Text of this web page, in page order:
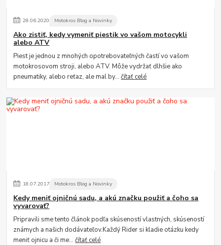
28.06.2020 Motokros Blog a Novinky
Ako zistiť, kedy vymeniť piestik vo vašom motocykli
alebo ATV
Piest je jednou z mnohých opotrebovateľných častí vo vašom
motokrosovom stroji, alebo ATV. Môže vydržať dlhšie ako
pneumatiky, alebo reťaz, ale mal by...čítať celé
18.07.2017 Motokros Blog a Novinky
Kedy meniť ojničnú sadu, a akú značku použiť a čoho sa
vyvarovať?
Pripravili sme tento článok podľa skúseností vlastných, skúseností
známych a našich dodávateľov.Každý Rider si kladie otázku kedy
meniť ojnicu a či me...čítať celé